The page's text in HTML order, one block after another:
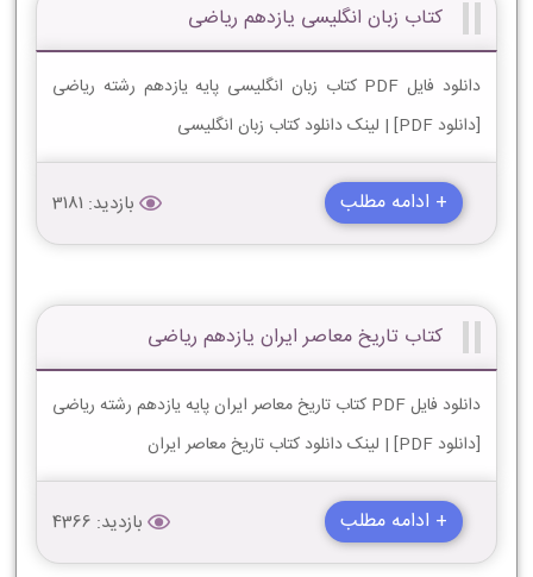
کتاب زبان انگلیسی یازدهم ریاضی
دانلود فایل PDF کتاب زبان انگلیسی پایه یازدهم رشته ریاضی
[دانلود PDF] | لینک دانلود کتاب زبان انگلیسی
+ ادامه مطلب بازدید: 3181
کتاب تاریخ معاصر ایران یازدهم ریاضی
دانلود فایل PDF کتاب تاریخ معاصر ایران پایه یازدهم رشته ریاضی
[دانلود PDF] | لینک دانلود کتاب تاریخ معاصر ایران
+ ادامه مطلب بازدید: 4366